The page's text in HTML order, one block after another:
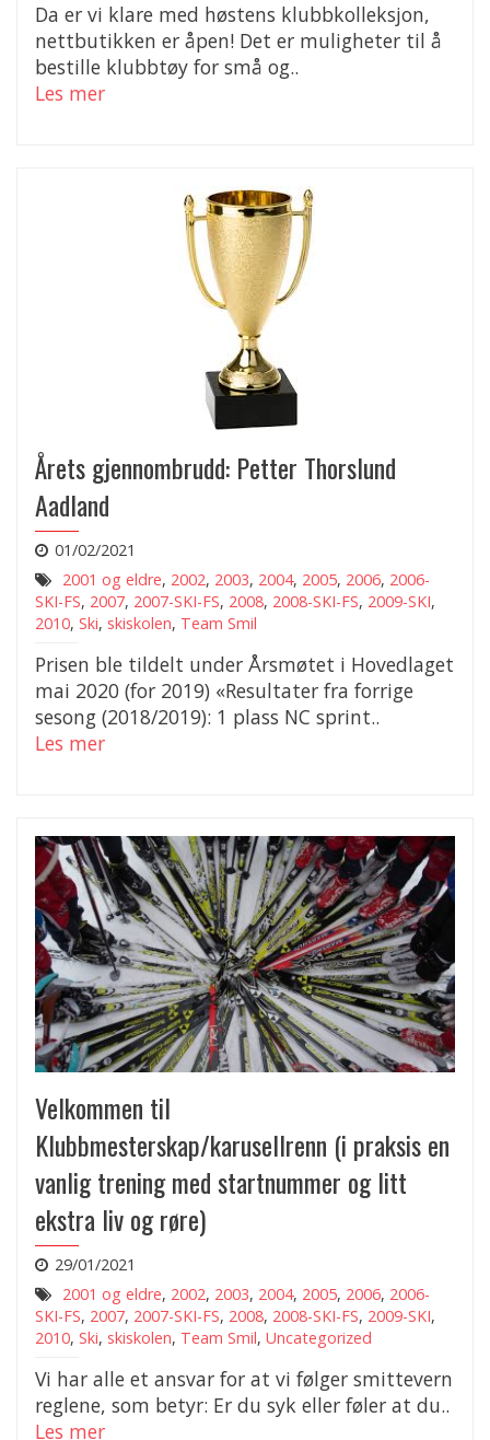
Da er vi klare med høstens klubbkolleksjon,
nettbutikken er åpen! Det er muligheter til å
bestille klubbtøy for små og..
Les mer
Årets gjennombrudd: Petter Thorslund
Aadland
01/02/2021
2001 og eldre, 2002, 2003, 2004, 2005, 2006, 2006-
SKI-FS, 2007, 2007-SKI-FS, 2008, 2008-SKI-FS, 2009-SKI,
2010, Ski, skiskolen, Team Smil
Prisen ble tildelt under Årsmøtet i Hovedlaget
mai 2020 (for 2019) «Resultater fra forrige
sesong (2018/2019): 1 plass NC sprint..
Les mer
Velkommen til
Klubbmesterskap/karusellrenn (i praksis en
vanlig trening med startnummer og litt
ekstra liv og røre)
29/01/2021
2001 og eldre, 2002, 2003, 2004, 2005, 2006, 2006-
SKI-FS, 2007, 2007-SKI-FS, 2008, 2008-SKI-FS, 2009-SKI,
2010, Ski, skiskolen, Team Smil, Uncategorized
Vi har alle et ansvar for at vi følger smittevern
reglene, som betyr: Er du syk eller føler at du..
Les mer